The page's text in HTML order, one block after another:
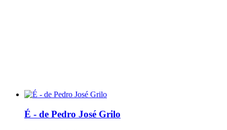
É - de Pedro José Grilo